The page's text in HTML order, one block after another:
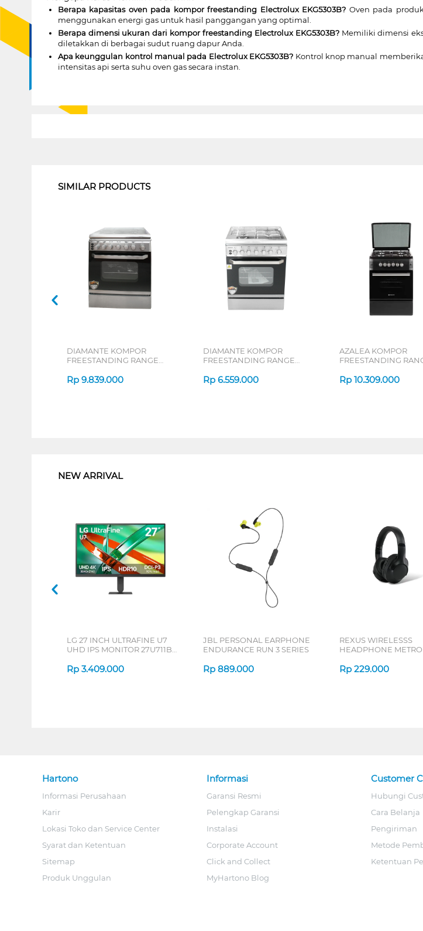
Berapa kapasitas oven pada kompor freestanding Electrolux EKG5303B? Oven pada
menggunakan energi gas untuk hasil panggangan yang optimal.
Berapa dimensi ukuran dari kompor freestanding Electrolux EKG5303B?Memiliki dimensi
diletakkan di berbagai sudut ruang dapur Anda.
Apa keunggulan kontrol manual pada Electrolux EKG5303B? Kontrol knop manual
intensitas api serta suhu oven gas secara instan.
SIMILAR PRODUCTS
DIAMANTE KOMPOR
FREESTANDING RANGE
Rp 9.839.000
DIAMANTE KOMPOR
FREESTANDING RANGE
Rp 6.559.000
AZALEA KOMPOR
FREESTANDING
Rp 10.309.000
NEW ARRIVAL
LG 27 INCH ULTRAFINE U7
UHD IPS MONITOR 27U711B-
Rp 3.409.000
JBL PERSONAL EARPHONE
ENDURANCE RUN 3 SERIES
Rp 889.000
REXUS WIRELESSS
HEADPHONE
Rp 229.000
Hartono
Informasi Perusahaan
Karir
Lokasi Toko dan Service Center
Syarat dan Ketentuan
Sitemap
Produk Unggulan
Informasi
Garansi Resmi
Pelengkap Garansi
Instalasi
Corporate Account
Click and Collect
MyHartono Blog
Customer
Hubungi
Cara Belanja
Pengiriman
Metode
Ketentuan